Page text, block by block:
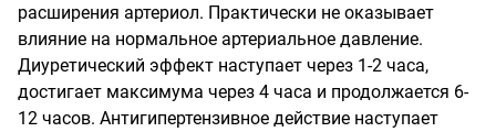
расширения артериол. Практически не оказывает
влияние на нормальное артериальное давление.
Диуретический эффект наступает через 1-2 часа,
достигает максимума через 4 часа и продолжается 6-
12 часов. Антигипертензивное действие наступает